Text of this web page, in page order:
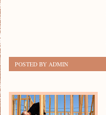
POSTED BY ADMIN